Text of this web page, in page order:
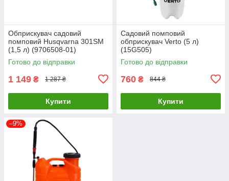
Обприскувач садовий
помповий Husqvarna 301SM
(1,5 л) (9706508-01)
Готово до відправки
1 149 ₴ 1 287 ₴
Купити
Садовий помповий
обприскувач Verto (5 л)
(15G505)
Готово до відправки
760 ₴ 844 ₴
Купити
–9%